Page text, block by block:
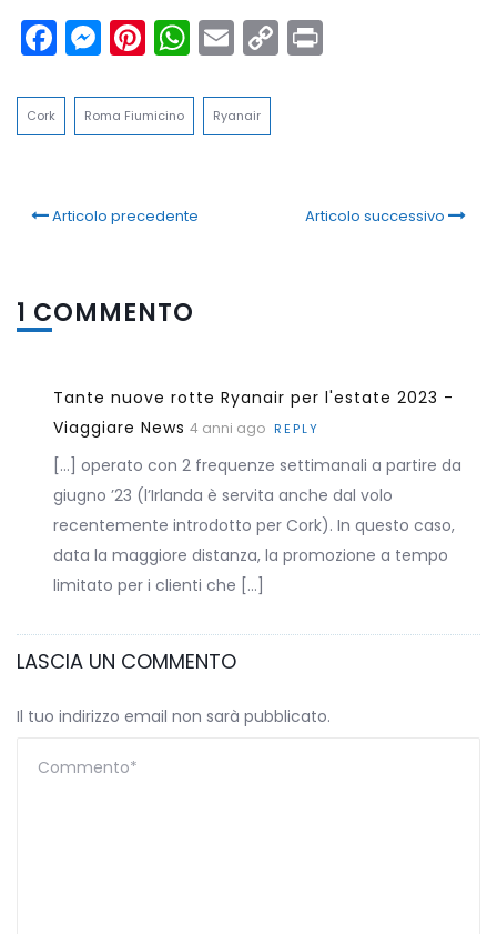
Facebook
Messenger
Pinterest
WhatsApp
Email
Copy
Cork Roma Fiumicino Ryanair
Articolo precedente Articolo successivo
1 COMMENTO
Tante nuove rotte Ryanair per l'estate 2023 -
Viaggiare News 4 anni ago REPLY
[…] operato con 2 frequenze settimanali a partire da
giugno ’23 (l’Irlanda è servita anche dal volo
recentemente introdotto per Cork). In questo caso,
data la maggiore distanza, la promozione a tempo
limitato per i clienti che […]
LASCIA UN COMMENTO
Il tuo indirizzo email non sarà pubblicato.